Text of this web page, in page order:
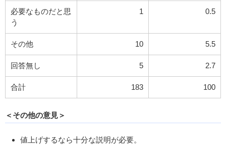
必要なものだと思
う
1 0.5
その他 10 5.5
回答無し 5 2.7
合計 183 100
＜その他の意見＞
値上げするなら十分な説明が必要。